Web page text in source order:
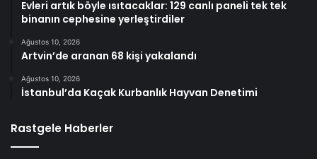
Evleri artık böyle ısıtacaklar: 129 canlı paneli tek tek
binanın cephesine yerleştirdiler
Ağustos 10, 2026
Artvin’de aranan 68 kişi yakalandı
Ağustos 10, 2026
İstanbul’da Kaçak Kurbanlık Hayvan Denetimi
Rastgele Haberler